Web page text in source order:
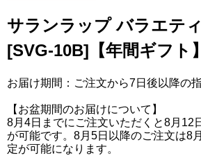
サランラップ バラエテ
[SVG-10B]【年間ギフト】
お届け期間：ご注文から7日後以降の
【お盆期間のお届けについて】
8月4日までにご注文いただくと8月12
が可能です。8月5日以降のご注文は8
定が可能になります。